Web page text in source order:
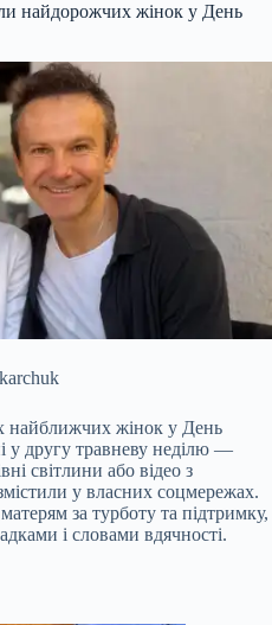
найдорожчих жінок у День
найближчих жінок у День
у другу травневу неділю —
світлини або відео з
у власних соцмережах.
за турботу та підтримку,
і словами вдячності.